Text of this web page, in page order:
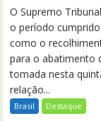
O Supremo
o período
como o
para o abatimento
tomada nesta
relação...
Brasil Destaque